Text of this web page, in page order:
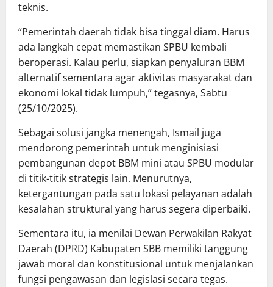
teknis.
“Pemerintah daerah tidak bisa tinggal diam. Harus
ada langkah cepat memastikan SPBU kembali
beroperasi. Kalau perlu, siapkan penyaluran BBM
alternatif sementara agar aktivitas masyarakat dan
ekonomi lokal tidak lumpuh,” tegasnya, Sabtu
(25/10/2025).
Sebagai solusi jangka menengah, Ismail juga
mendorong pemerintah untuk menginisiasi
pembangunan depot BBM mini atau SPBU modular
di titik-titik strategis lain. Menurutnya,
ketergantungan pada satu lokasi pelayanan adalah
kesalahan struktural yang harus segera diperbaiki.
Sementara itu, ia menilai Dewan Perwakilan Rakyat
Daerah (DPRD) Kabupaten SBB memiliki tanggung
jawab moral dan konstitusional untuk menjalankan
fungsi pengawasan dan legislasi secara tegas.